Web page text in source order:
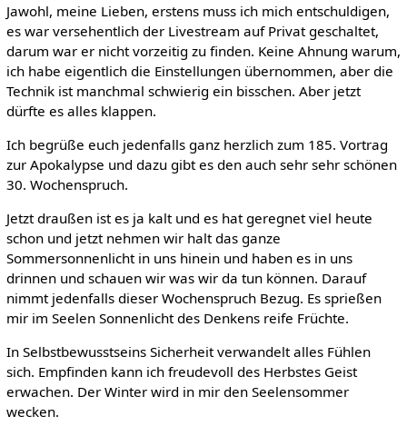
Jawohl, meine Lieben, erstens muss ich mich entschuldigen,
es war versehentlich der Livestream auf Privat geschaltet,
darum war er nicht vorzeitig zu finden. Keine Ahnung warum,
ich habe eigentlich die Einstellungen übernommen, aber die
Technik ist manchmal schwierig ein bisschen. Aber jetzt
dürfte es alles klappen.
Ich begrüße euch jedenfalls ganz herzlich zum 185. Vortrag
zur Apokalypse und dazu gibt es den auch sehr sehr schönen
30. Wochenspruch.
Jetzt draußen ist es ja kalt und es hat geregnet viel heute
schon und jetzt nehmen wir halt das ganze
Sommersonnenlicht in uns hinein und haben es in uns
drinnen und schauen wir was wir da tun können. Darauf
nimmt jedenfalls dieser Wochenspruch Bezug. Es sprießen
mir im Seelen Sonnenlicht des Denkens reife Früchte.
In Selbstbewusstseins Sicherheit verwandelt alles Fühlen
sich. Empfinden kann ich freudevoll des Herbstes Geist
erwachen. Der Winter wird in mir den Seelensommer
wecken.